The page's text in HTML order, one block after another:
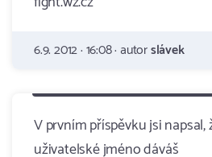
6.9. 2012 · 16:08 · autorslávek
V prvním příspěvku jsi napsal,
uživatelské jméno dáváš